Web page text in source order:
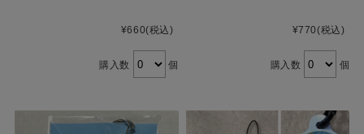
¥660(税込)
購入数 個
¥770(税込)
購入数 個